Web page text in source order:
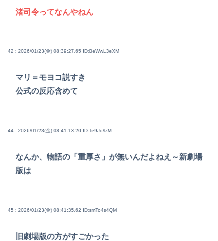
渚司令ってなんやねん
42 : 2026/01/23(金) 08:39:27.65 ID:BeWwL3eXM
マリ＝モヨコ説すき
公式の反応含めて
44 : 2026/01/23(金) 08:41:13.20 ID:Te9Jo/lzM
なんか、物語の「重厚さ」が無いんだよねえ～新劇場
版は
45 : 2026/01/23(金) 08:41:35.62 ID:smTo4s4QM
旧劇場版の方がすごかった